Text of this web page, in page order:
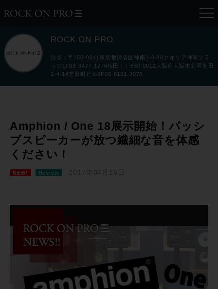
ROCK ON PRO
渋谷：〒150-0041東京都渋谷区神南1-8-18クオリア神南フラ
ッツ1F03-3477-1776梅田：〒530-0012大阪府大阪市北区芝田
1-4-14芝田町ビル6F06-6131-3078
Amphion / One 18展示開始！パッシ
ブスピーカーが放つ繊細な音を体感
ください！
NEW! Review 2017年04月16日